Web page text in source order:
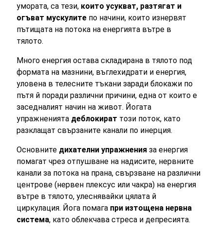
умората, са тези, които усукват, разтягат и
огъват мускулите по начини, които изнервят
пътищата на потока на енергията вътре в
тялото.
Много енергия остава складирана в тялото под
формата на мазнини, въглехидрати и енергия,
уловена в телесните тъкани заради блокажи по
пътя й поради различни причини, една от които е
заседналият начин на живот. Йогата
упражненията деблокират този поток, като
разклащат свързаните канали по инерция.
Основните дихателни упражненияза енергия
помагат чрез отпушване на надисите, нервните
канали за потока на прана, свързване на различни
центрове (нервен плексус или чакра) на енергия
вътре в тялото, улеснявайки цялата й
циркулация. Йога помага при изтощена нервна
система, като облекчава стреса и депресията.